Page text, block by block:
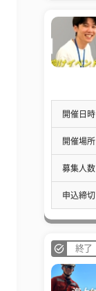
開催日時
開催場所
募集人数
申込締切
終了